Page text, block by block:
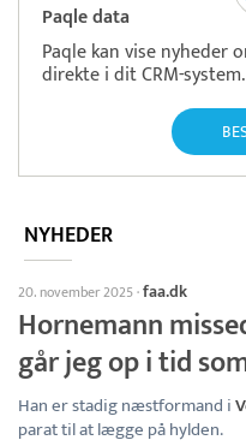
Paqle data
Paqle kan vise nyheder
direkte i dit CRM-system.
NYHEDER
20. november 2025·faa.dk
Hornemann
går jeg op i tid
Han er stadig næstformand i
parat til at lægge på hylden.